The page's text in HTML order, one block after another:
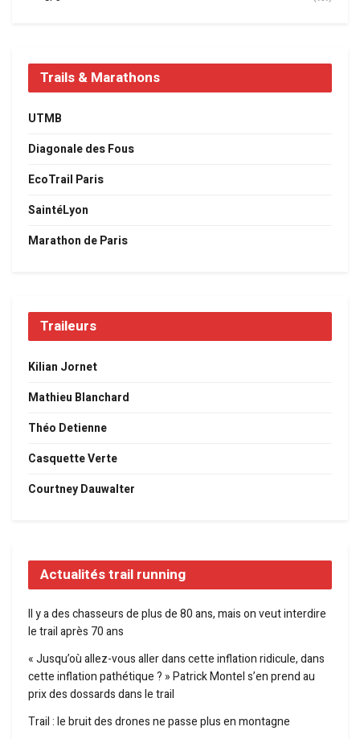
Trails & Marathons
UTMB
Diagonale des Fous
EcoTrail Paris
SaintéLyon
Marathon de Paris
Traileurs
Kilian Jornet
Mathieu Blanchard
Théo Detienne
Casquette Verte
Courtney Dauwalter
Actualités trail running
Il y a des chasseurs de plus de 80 ans, mais on veut interdire
le trail après 70 ans
« Jusqu’où allez-vous aller dans cette inflation ridicule, dans
cette inflation pathétique ? » Patrick Montel s’en prend au
prix des dossards dans le trail
Trail : le bruit des drones ne passe plus en montagne